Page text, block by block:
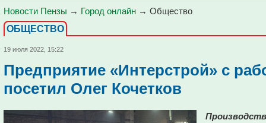
Новости Пензы → Город онлайн → Общество
ОБЩЕСТВО
19 июля 2022, 15:22
Предприятие «Интерстрой» с
посетил Олег Кочетков